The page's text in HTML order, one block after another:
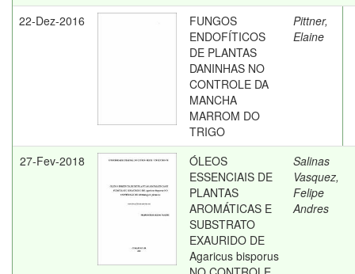
22-Dez-2016
FUNGOS
ENDOFÍTICOS
DE PLANTAS
DANINHAS NO
CONTROLE DA
MANCHA
MARROM DO
TRIGO
Pittner,
Elaine
27-Fev-2018
ÓLEOS
ESSENCIAIS DE
PLANTAS
AROMÁTICAS E
SUBSTRATO
EXAURIDO DE
Agaricus bisporus
Salinas
Vasquez,
Felipe
Andres